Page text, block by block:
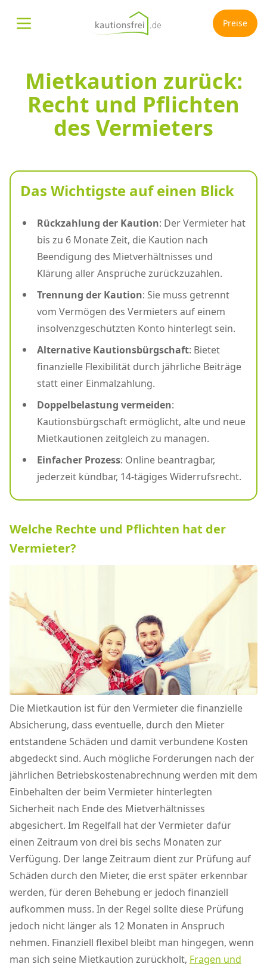
Menü öffnen Preise
Mietkaution zurück:
Recht und Pflichten
des Vermieters
Das Wichtigste auf einen Blick
Rückzahlung der Kaution: Der Vermieter hat
bis zu 6 Monate Zeit, die Kaution nach
Beendigung des Mietverhältnisses und
Klärung aller Ansprüche zurückzuzahlen.
Trennung der Kaution: Sie muss getrennt
vom Vermögen des Vermieters auf einem
insolvenzgeschützten Konto hinterlegt sein.
Alternative Kautionsbürgschaft: Bietet
finanzielle Flexibilität durch jährliche Beiträge
statt einer Einmalzahlung.
Doppelbelastung vermeiden:
Kautionsbürgschaft ermöglicht, alte und neue
Mietkautionen zeitgleich zu managen.
Einfacher Prozess: Online beantragbar,
jederzeit kündbar, 14-tägiges Widerrufsrecht.
Welche Rechte und Pflichten hat der
Vermieter?
Die Mietkaution ist für den Vermieter die finanzielle
Absicherung, dass eventuelle, durch den Mieter
entstandene Schäden und damit verbundene Kosten
abgedeckt sind. Auch mögliche Forderungen nach der
jährlichen Betriebskostenabrechnung werden mit dem
Einbehalten der beim Vermieter hinterlegten
Sicherheit nach Ende des Mietverhältnisses
abgesichert. Im Regelfall hat der Vermieter dafür
einen Zeitraum von drei bis sechs Monaten zur
Verfügung. Der lange Zeitraum dient zur Prüfung auf
Schäden durch den Mieter, die erst später erkennbar
werden, für deren Behebung er jedoch finanziell
aufkommen muss. In der Regel sollte diese Prüfung
jedoch nicht länger als 12 Monaten in Anspruch
nehmen. Finanziell flexibel bleibt man hingegen, wenn
man sich seine Mietkaution zurückholt, Fragen und